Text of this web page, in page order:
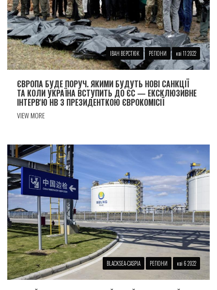
IВАН ВЕРСТЮК РЕГІОНИ кві 11 2022
ЄВРОПА БУДЕ ПОРУЧ. ЯКИМИ БУДУТЬ НОВІ САНКЦІЇ
ТА КОЛИ УКРАЇНА ВСТУПИТЬ ДО ЄС — ЕКСКЛЮЗИВНЕ
ІНТЕРВ'Ю НВ З ПРЕЗИДЕНТКОЮ ЄВРОКОМІСІЇ
VIEW MORE
BLACKSEA-CASPIA РЕГІОНИ кві 6 2022